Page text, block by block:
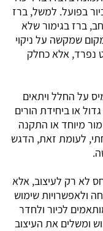
בפועל. למשל, ברז
ברז בגימור שלא
שמקשה על ניקוי
נפרד, אלא כחלק
על החלל ויתאים
או ביחידת הורים
מיוחד או התקנה
לעומת זאת, הדגש
לא רק לעיצוב, אלא
ולאפשרויות שימוש
לכיור ולחדר
ומשלים את העיצוב